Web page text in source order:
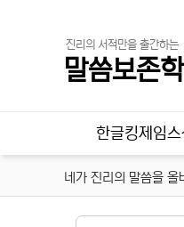
진리의 서적만을 출간하는
말씀보존
한글킹제임
네가 진리의 말씀을